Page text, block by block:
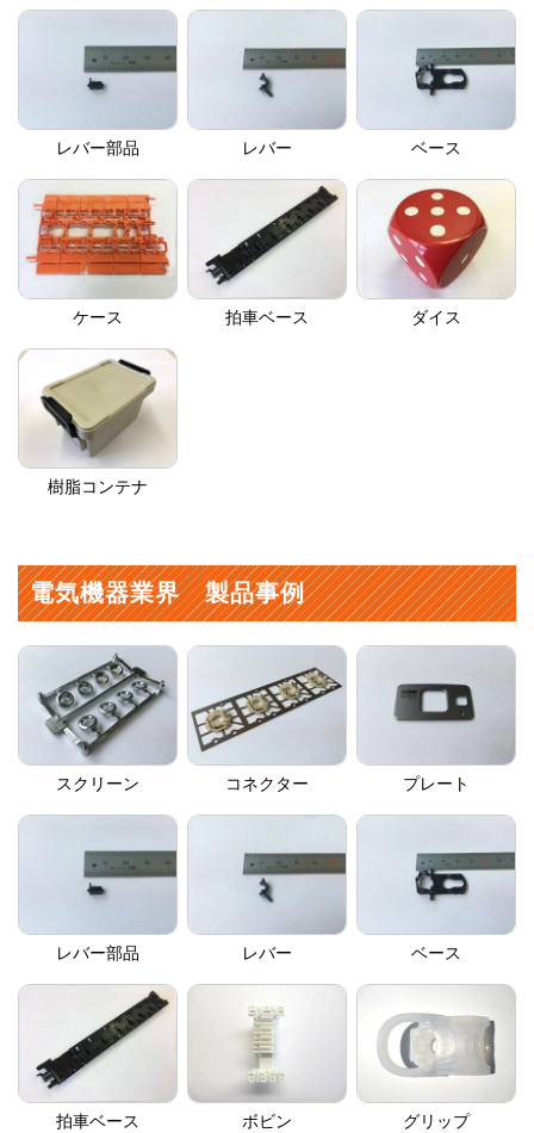
レバー部品 レバー ベース
ケース 拍車ベース ダイス
樹脂コンテナ
電気機器業界 製品事例
スクリーン コネクター プレート
レバー部品 レバー ベース
拍車ベース ボビン グリップ